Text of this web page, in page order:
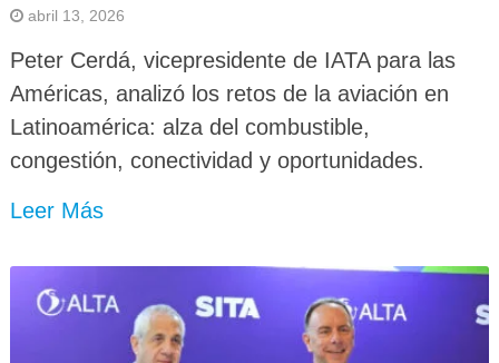
abril 13, 2026
Peter Cerdá, vicepresidente de IATA para las
Américas, analizó los retos de la aviación en
Latinoamérica: alza del combustible,
congestión, conectividad y oportunidades.
Leer Más